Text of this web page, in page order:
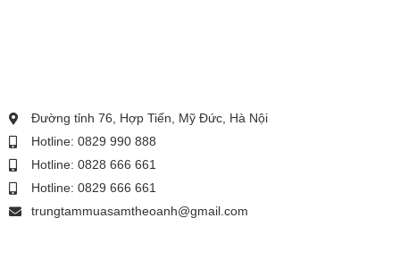
Đường tỉnh 76, Hợp Tiến, Mỹ Đức, Hà Nội
Hotline: 0829 990 888
Hotline: 0828 666 661
Hotline: 0829 666 661
trungtammuasamtheoanh@gmail.com